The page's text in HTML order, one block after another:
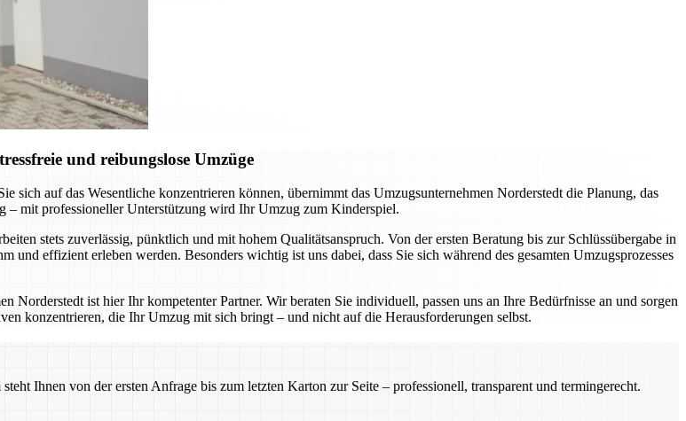
und reibungslose Umzüge
auf das Wesentliche konzentrieren können, übernimmt das Umzugsunternehmen Norderstedt die Planung, das
– mit professioneller Unterstützung wird Ihr Umzug zum Kinderspiel.
stets zuverlässig, pünktlich und mit hohem Qualitätsanspruch. Von der ersten Beratung bis zur Schlüssübergabe in
und effizient erleben werden. Besonders wichtig ist uns dabei, dass Sie sich während des gesamten Umzugsprozesses
ist hier Ihr kompetenter Partner. Wir beraten Sie individuell, passen uns an Ihre Bedürfnisse an und sorgen
konzentrieren, die Ihr Umzug mit sich bringt – und nicht auf die Herausforderungen selbst.
Ihnen von der ersten Anfrage bis zum letzten Karton zur Seite – professionell, transparent und termingerecht.